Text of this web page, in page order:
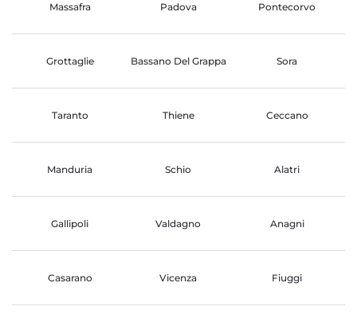
Massafra Padova Pontecorvo
Grottaglie Bassano Del Grappa Sora
Taranto Thiene Ceccano
Manduria Schio Alatri
Gallipoli Valdagno Anagni
Casarano Vicenza Fiuggi